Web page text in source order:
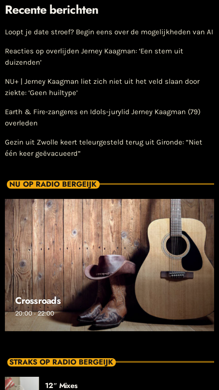
Recente berichten
Loopt je date stroef? Begin eens over de mogelijkheden van AI
Reacties op overlijden Jerney Kaagman: ‘Een stem uit
duizenden’
NU+ | Jerney Kaagman liet zich niet uit het veld slaan door
ziekte: ‘Geen huiltype’
Earth & Fire-zangeres en Idols-jurylid Jerney Kaagman (79)
overleden
Gezin uit Zwolle keert teleurgesteld terug uit Gironde: “Niet
één keer geëvacueerd”
NU OP RADIO BERGEIJK
Crossroads
20:00 - 22:00
STRAKS OP RADIO BERGEIJK
12″ Mixes